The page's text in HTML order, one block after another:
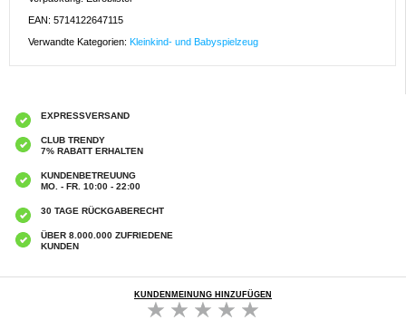
EAN: 5714122647115
Verwandte Kategorien: Kleinkind- und Babyspielzeug
EXPRESSVERSAND
CLUB TRENDY
7% RABATT ERHALTEN
KUNDENBETREUUNG
MO. - FR. 10:00 - 22:00
30 TAGE RÜCKGABERECHT
ÜBER 8.000.000 ZUFRIEDENE
KUNDEN
KUNDENMEINUNG HINZUFÜGEN